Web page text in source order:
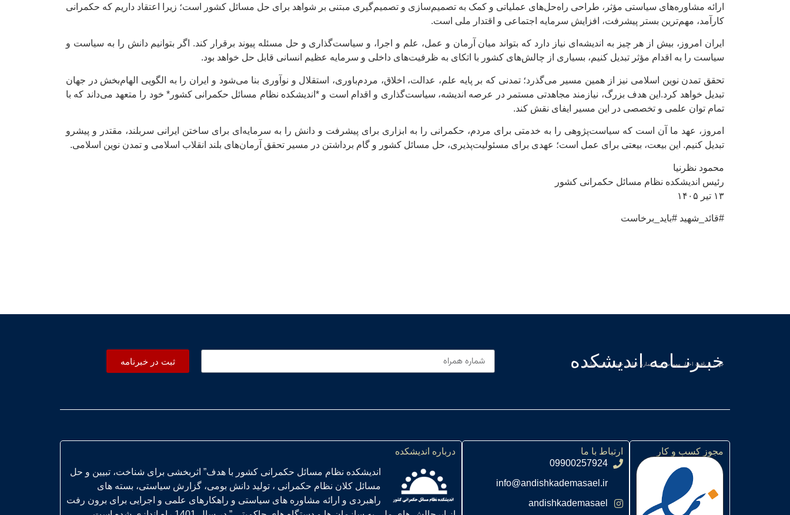
ارائه مشاوره‌های سیاستی مؤثر، طراحی راه‌حل‌های عملیاتی و کمک به تصمیم‌سازی و تصمیم‌گیری مبتنی بر شواهد برای حل مسائل کشور است؛ زیرا اعتقاد داریم که حکمرانی
کارآمد، مهم‌ترین بستر پیشرفت، افزایش سرمایه اجتماعی و اقتدار ملی است.
ایران امروز، بیش از هر چیز به اندیشه‌ای نیاز دارد که بتواند میان آرمان و عمل، علم و اجرا، و سیاست‌گذاری و حل مسئله پیوند برقرار کند. اگر بتوانیم دانش را به سیاست و
سیاست را به اقدام مؤثر تبدیل کنیم، بسیاری از چالش‌های کشور با اتکای به ظرفیت‌های داخلی و سرمایه عظیم انسانی قابل حل خواهد بود.
تحقق تمدن نوین اسلامی نیز از همین مسیر می‌گذرد؛ تمدنی که بر پایه علم، عدالت، اخلاق، مردم‌باوری، استقلال و نوآوری بنا می‌شود و ایران را به الگویی الهام‌بخش در جهان
تبدیل خواهد کرد.این هدف بزرگ، نیازمند مجاهدتی مستمر در عرصه اندیشه، سیاست‌گذاری و اقدام است و *اندیشکده نظام مسائل حکمرانی کشور* خود را متعهد می‌داند که با
تمام توان علمی و تخصصی در این مسیر ایفای نقش کند.
امروز، عهد ما آن است که سیاست‌پژوهی را به خدمتی برای مردم، حکمرانی را به ابزاری برای پیشرفت و دانش را به سرمایه‌ای برای ساختن ایرانی سربلند، مقتدر و پیشرو
تبدیل کنیم. این بیعت، بیعتی برای عمل است؛ عهدی برای مسئولیت‌پذیری، حل مسائل کشور و گام برداشتن در مسیر تحقق آرمان‌های بلند انقلاب اسلامی و تمدن نوین اسلامی.
محمود نظرنیا
رئیس اندیشکده نظام مسائل حکمرانی کشور
۱۳ تیر ۱۴۰۵
#قائد_شهید #باید_برخاست
خبـرنــامه اندیشکده
جهت دریافت اخبار مهم سایت شماره تماس خود را ثبت نمایید ثبت در خبرنامه
مجوز کسب و کار
ارتباط با ما
09900257924
info@andishkademasael.ir
andishkademasael
درباره اندیشکده
اندیشکده نظام مسائل حکمرانی کشور با هدف” اثربخشی برای شناخت، تبیین و حل
مسائل کلان نظام حکمرانی ، تولید دانش بومی، گزارش سیاستی، بسته های
راهبردی و ارائه مشاوره های سیاستی و راهکارهای علمی و اجرایی برای برون رفت